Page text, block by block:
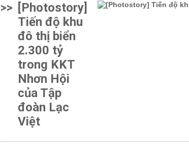
>> [Photostory]
Tiến độ khu
đô thị biển
2.300 tỷ
trong KKT
Nhơn Hội
của Tập
đoàn Lạc
Việt